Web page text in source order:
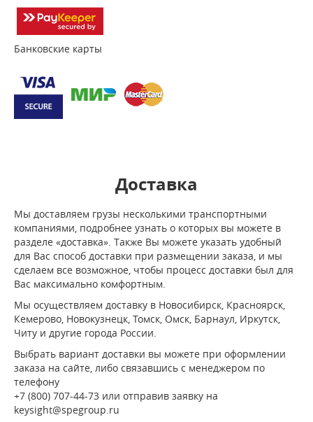
Банковские карты
Доставка
Мы доставляем грузы несколькими транспортными
компаниями, подробнее узнать о которых вы можете в
разделе «доставка». Также Вы можете указать удобный
для Вас способ доставки при размещении заказа, и мы
сделаем все возможное, чтобы процесс доставки был для
Вас максимально комфортным.
Мы осуществляем доставку в Новосибирск, Красноярск,
Кемерово, Новокузнецк, Томск, Омск, Барнаул, Иркутск,
Читу и другие города России.
Выбрать вариант доставки вы можете при оформлении
заказа на сайте, либо связавшись с менеджером по
телефону
+7 (800) 707-44-73 или отправив заявку на
keysight@spegroup.ru